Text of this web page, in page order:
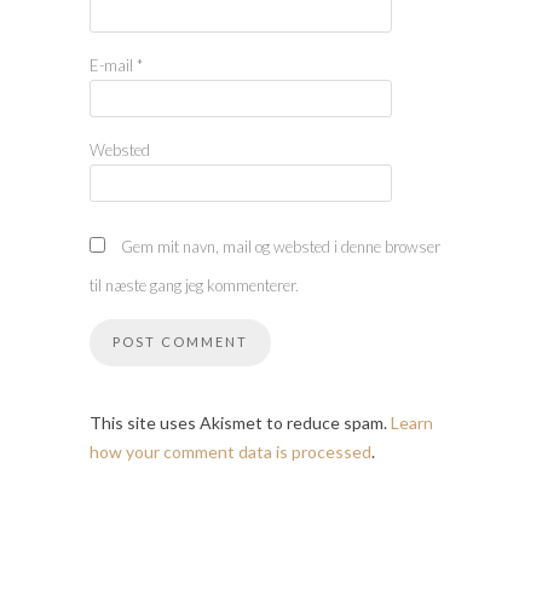
E-mail *
Websted
Gem mit navn, mail og websted i denne browser
til næste gang jeg kommenterer.
This site uses Akismet to reduce spam.Learn
how your comment data is processed.